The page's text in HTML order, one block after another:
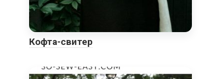
Кофта-свитер